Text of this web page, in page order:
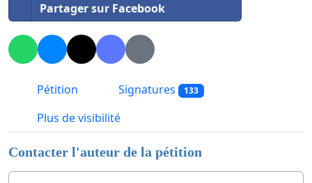
Partager sur Facebook
Pétition Signatures 133
Plus de visibilité
Contacter l'auteur de la pétition